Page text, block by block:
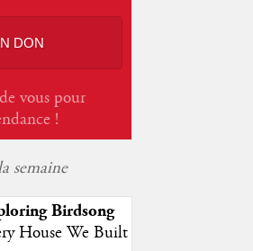
DON
vous pour
!
semaine
Birdsong
House We Built